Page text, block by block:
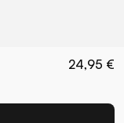
24,95 €